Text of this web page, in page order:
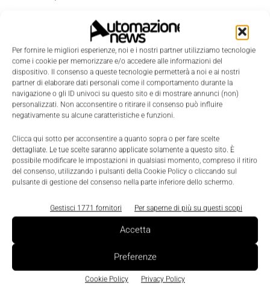
Per fornire le migliori esperienze, noi e i nostri partner utilizziamo tecnologie
come i cookie per memorizzare e/o accedere alle informazioni del
dispositivo. Il consenso a queste tecnologie permetterà a noi e ai nostri
partner di elaborare dati personali come il comportamento durante la
navigazione o gli ID univoci su questo sito e di mostrare annunci (non)
personalizzati. Non acconsentire o ritirare il consenso può influire
negativamente su alcune caratteristiche e funzioni.
Clicca qui sotto per acconsentire a quanto sopra o per fare scelte
dettagliate. Le tue scelte saranno applicate solamente a questo sito. È
possibile modificare le impostazioni in qualsiasi momento, compreso il ritiro
del consenso, utilizzando i pulsanti della Cookie Policy o cliccando sul
pulsante di gestione del consenso nella parte inferiore dello schermo.
Gestisci 1771 fornitori Per saperne di più su questi scopi
Accetta
Preferenze
Cookie Policy Privacy Policy
Questa soluzione integrata a ingombro ridotto ha
avuto un analogo successo in combinazione con un
carrello frontale ibrido: ancora una volta, infatti, il
risultato è stato positivo in termini di risparmio di
carburante (30%) e produttività, nonché di risposte
più veloci dell'operatore nel sollevamento,
Anche lamanutenzioneè risultata più semplice
grazie al design modulare del sistema e alla
di fino a 100 tonnellate di emissioni di CO2in meno
prodotte nell'arco di un anno in un tempo di
funzionamento medio di 5.000 ore.
previsione di ridurre le emissioni di CO2 nell’arco
di un anno fino a 100 tonnellate, con un